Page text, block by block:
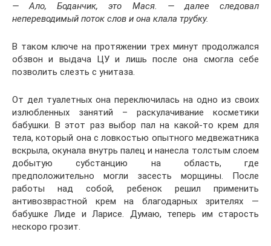
— Ало, Боданчик, это Мася. — далее следовал
непереводимый поток слов и она клала трубку.
В таком ключе на протяжении трех минут продолжался
обзвон и выдача ЦУ и лишь после она смогла себе
позволить слезть с унитаза.
От дел туалетных она переключилась на одно из своих
излюбленных занятий – раскулачивание косметики
бабушки. В этот раз выбор пал на какой-то крем для
тела, который она с ловкостью опытного медвежатника
вскрыла, окунала внутрь палец и нанесла толстым слоем
добытую субстанцию на область, где
предположительно могли засесть морщины. После
работы над собой, ребенок решил применить
антивозврастной крем на благодарных зрителях —
бабушке Лиде и Ларисе. Думаю, теперь им старость
нескоро грозит.